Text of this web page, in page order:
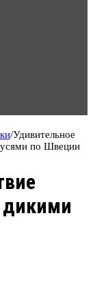
/Удивительное
по Швеции
дикими